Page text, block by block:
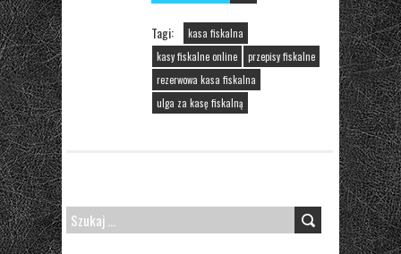
Tagi:
kasa fiskalna
kasy fiskalne online
przepisy fiskalne
rezerwowa kasa fiskalna
ulga za kasę fiskalną
SZUKAJ: